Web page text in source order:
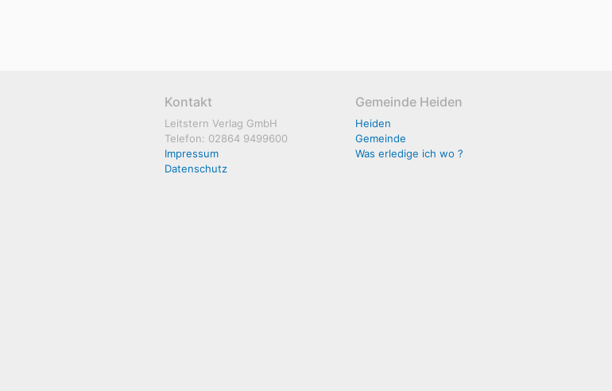
Kontakt
Leitstern Verlag GmbH
Telefon: 02864 9499600
Impressum
Datenschutz
Gemeinde Heiden
Heiden
Gemeinde
Was erledige ich wo ?